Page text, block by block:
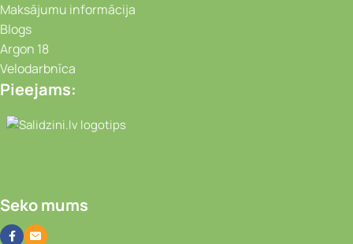
Maksājumu informācija
Blogs
Argon 18
Velodarbnīca
Pieejams:
Video novērošanas kameras, Portatīvie
Seko mums